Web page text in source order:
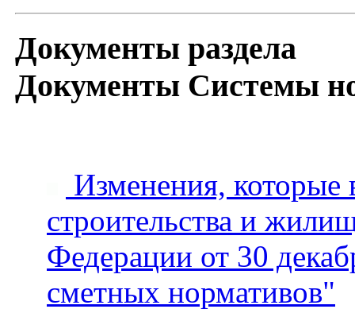
Документы раздела
Документы Системы
Изменения, которые
строительства и
Федерации от 30
сметных нормативов"